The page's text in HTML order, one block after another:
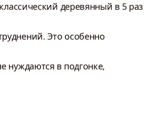
деревянный в 5 раз
Это особенно
нуждаются в подгонке,